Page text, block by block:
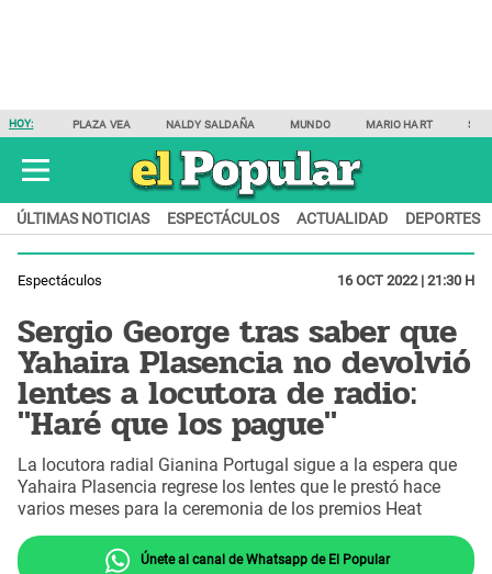
HOY: PLAZA VEA NALDY SALDAÑA MUNDO MARIO HART
ÚLTIMAS NOTICIAS ESPECTÁCULOS ACTUALIDAD DEPORTES
Espectáculos 16 OCT 2022 | 21:30 H
Sergio George tras saber que
Yahaira Plasencia no devolvió
lentes a locutora de radio:
"Haré que los pague"
La locutora radial Gianina Portugal sigue a la espera que
Yahaira Plasencia regrese los lentes que le prestó hace
varios meses para la ceremonia de los premios Heat
Únete al canal de Whatsapp de El Popular